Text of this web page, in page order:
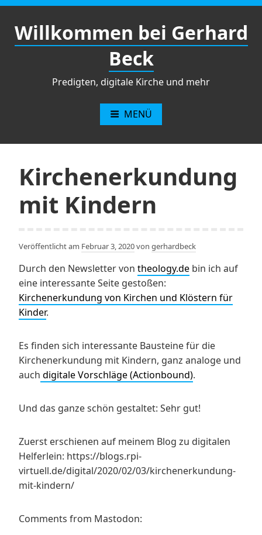
Zum
springen
Willkommen bei Gerhard
Beck
Predigten, digitale Kirche und mehr
MENÜ
Kirchenerkundung
mit Kindern
Veröffentlicht am Februar 3, 2020von gerhardbeck
Durch den Newsletter von theology.de bin ich auf
eine interessante Seite gestoßen:
Kirchenerkundung von Kirchen und Klöstern für
Kinder.
Es finden sich interessante Bausteine für die
Kirchenerkundung mit Kindern, ganz analoge und
auch digitale Vorschläge (Actionbound).
Und das ganze schön gestaltet: Sehr gut!
Zuerst erschienen auf meinem Blog zu digitalen
Helferlein: https://blogs.rpi-
virtuell.de/digital/2020/02/03/kirchenerkundung-
mit-kindern/
Comments from Mastodon: